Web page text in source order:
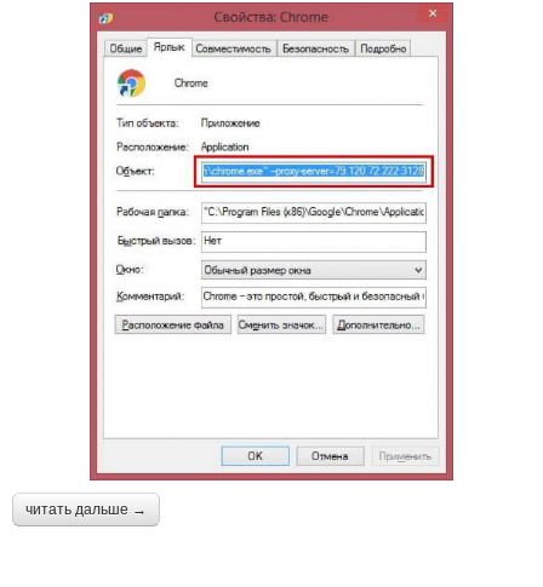
читать дальше →